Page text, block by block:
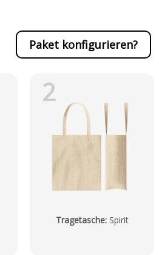
Paket konfigurieren?
2
Tragetasche: Spirit